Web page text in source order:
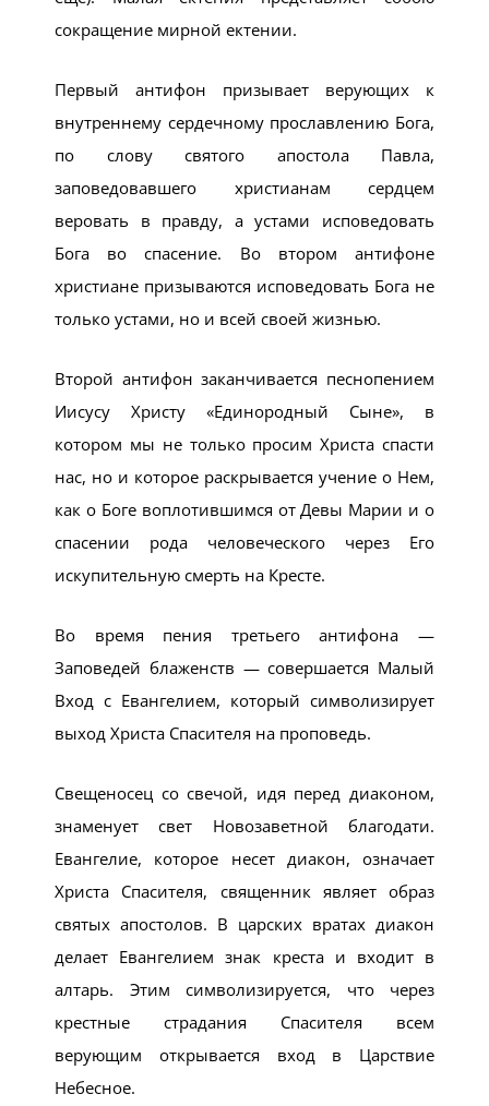
сокращение мирной ектении.
Первый антифон призывает верующих к
внутреннему сердечному прославлению Бога,
по слову святого апостола Павла,
заповедовавшего христианам сердцем
веровать в правду, а устами исповедовать
Бога во спасение. Во втором антифоне
христиане призываются исповедовать Бога не
только устами, но и всей своей жизнью.
Второй антифон заканчивается песнопением
Иисусу Христу «Единородный Сыне», в
котором мы не только просим Христа спасти
нас, но и которое раскрывается учение о Нем,
как о Боге воплотившимся от Девы Марии и о
спасении рода человеческого через Его
искупительную смерть на Кресте.
Во время пения третьего антифона —
Заповедей блаженств — совершается Малый
Вход с Евангелием, который символизирует
выход Христа Спасителя на проповедь.
Свещеносец со свечой, идя перед диаконом,
знаменует свет Новозаветной благодати.
Евангелие, которое несет диакон, означает
Христа Спасителя, священник являет образ
святых апостолов. В царских вратах диакон
делает Евангелием знак креста и входит в
алтарь. Этим символизируется, что через
крестные страдания Спасителя всем
верующим открывается вход в Царствие
Небесное.